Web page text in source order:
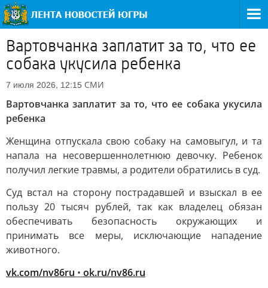
Вартовчанка заплатит за то, что ее
собака укусила ребенка
7 июля 2026, 12:15 СМИ
Вартовчанка заплатит за то, что ее собака укусила
ребенка
Женщина отпускала свою собаку на самовыгул, и та
напала на несовершеннолетнюю девочку. Ребенок
получил легкие травмы, а родители обратились в суд.
Суд встал на сторону пострадавшей и взыскал в ее
пользу 20 тысяч рублей, так как владелец обязан
обеспечивать безопасность окружающих и
принимать все меры, исключающие нападение
животного.
vk.com/nv86ru • ok.ru/nv86.ru